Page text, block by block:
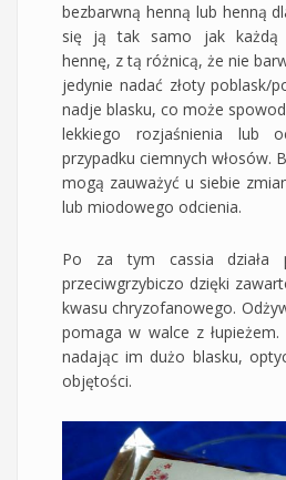
bezbarwną henną lub henną
się ją tak samo jak każdą
hennę, z tą różnicą, że nie
jedynie nadać złoty poblask/
nadje blasku, co może
lekkiego rozjaśnienia lub
przypadku ciemnych włosów.
mogą zauważyć u siebie
lub miodowego odcienia.
Po za tym cassia działa
przeciwgrzybiczo dzięki
kwasu chryzofanowego.
pomaga w walce z
nadając im dużo blasku,
objętości.